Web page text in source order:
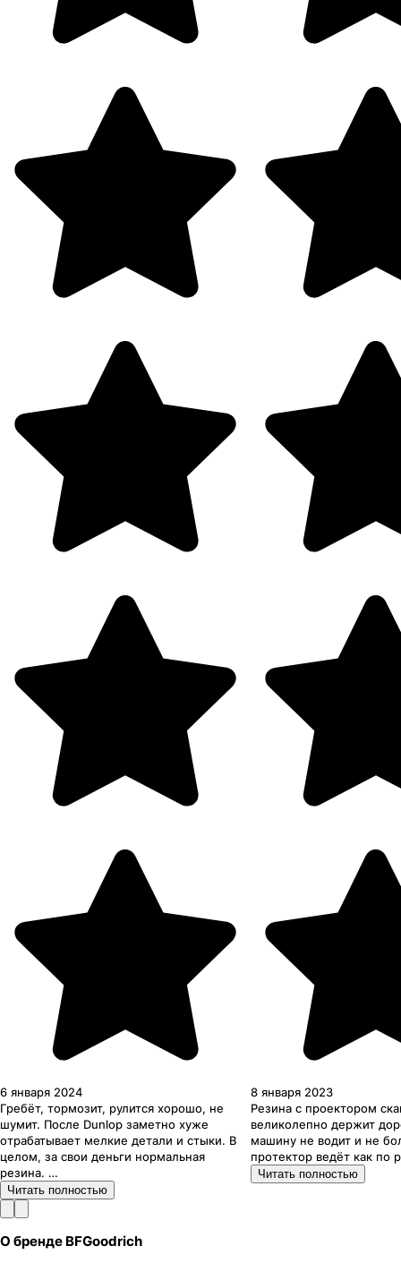
6 января 2024
Гребёт, тормозит, рулится хорошо, не
шумит. После Dunlop заметно хуже
отрабатывает мелкие детали и стыки. В
целом, за свои деньги нормальная
резина. …
Читать полностью
8 января 2023
Резина с проектором
великолепно держит
машину не водит и не
протектор ведёт как по
Читать полностью
О бренде BFGoodrich